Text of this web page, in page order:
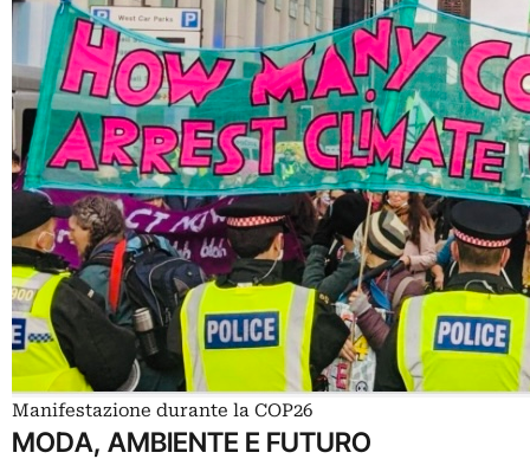
Manifestazione durante la COP26
MODA, AMBIENTE E FUTURO